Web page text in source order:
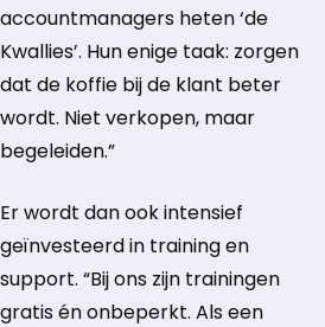
accountmanagers heten ‘de
Kwallies’. Hun enige taak: zorgen
dat de koffie bij de klant beter
wordt. Niet verkopen, maar
begeleiden.”
Er wordt dan ook intensief
geïnvesteerd in training en
support. “Bij ons zijn trainingen
gratis én onbeperkt. Als een